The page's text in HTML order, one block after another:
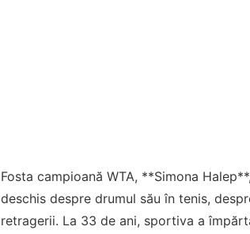
Fosta campioană WTA, **Simona
deschis despre drumul său în tenis,
retragerii. La 33 de ani, sportiva a